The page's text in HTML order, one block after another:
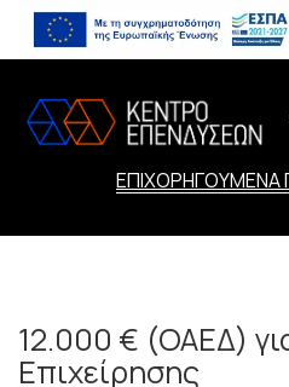
12.000 € (ΟΑΕΔ)
Επιχείρησης